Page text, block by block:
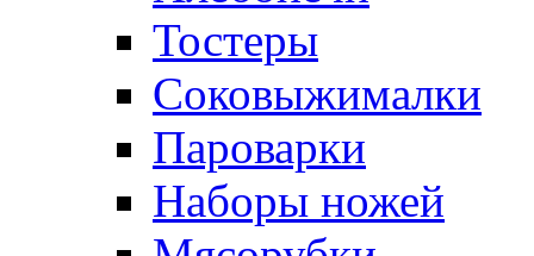
Тостеры
Соковыжималки
Пароварки
Наборы ножей